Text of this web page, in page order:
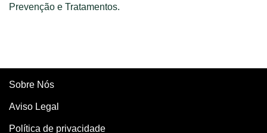
Prevenção e Tratamentos.
Sobre Nós
Aviso Legal
Política de privacidade